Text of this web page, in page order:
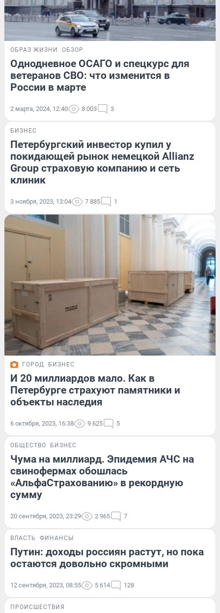
ОБРАЗ ЖИЗНИ ОБЗОР
Однодневное ОСАГО и спецкурс для
ветеранов СВО: что изменится в
России в марте
2 марта, 2024, 12:40 8 003 3
БИЗНЕС
Петербургский инвестор купил у
покидающей рынок немецкой Allianz
Group страховую компанию и сеть
клиник
3 ноября, 2023, 13:04 7 885 1
ГОРОД БИЗНЕС
И 20 миллиардов мало. Как в
Петербурге страхуют памятники и
объекты наследия
6 октября, 2023, 16:38 9 625 5
ОБЩЕСТВО БИЗНЕС
Чума на миллиард. Эпидемия АЧС на
свинофермах обошлась
«АльфаСтрахованию» в рекордную
сумму
20 сентября, 2023, 23:29 2 965 7
ВЛАСТЬ ФИНАНСЫ
Путин: доходы россиян растут, но пока
остаются довольно скромными
12 сентября, 2023, 08:55 5 614 128
ПРОИСШЕСТВИЯ